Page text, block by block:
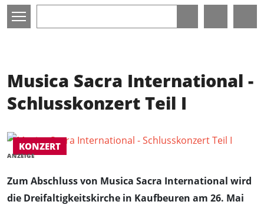
Musica Sacra International -
Schlusskonzert Teil I
KONZERT
ANZEIGE
Zum Abschluss von Musica Sacra International wird
die Dreifaltigkeitskirche in Kaufbeuren am 26. Mai